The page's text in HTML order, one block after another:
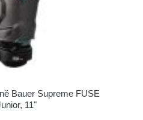
Bauer Supreme FUSE
11"